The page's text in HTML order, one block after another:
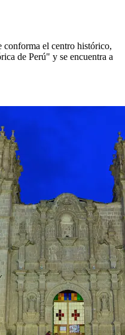
el centro histórico,
de Perú" y se encuentra a